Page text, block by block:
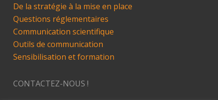
De la stratégie à la mise en place
Questions réglementaires
Communication scientifique
Outils de communication
Sensibilisation et formation
CONTACTEZ-NOUS !